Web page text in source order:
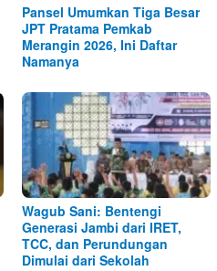
Pansel Umumkan Tiga Besar
JPT Pratama Pemkab
Merangin 2026, Ini Daftar
Namanya
Wagub Sani: Bentengi
Generasi Jambi dari IRET,
TCC, dan Perundungan
Dimulai dari Sekolah